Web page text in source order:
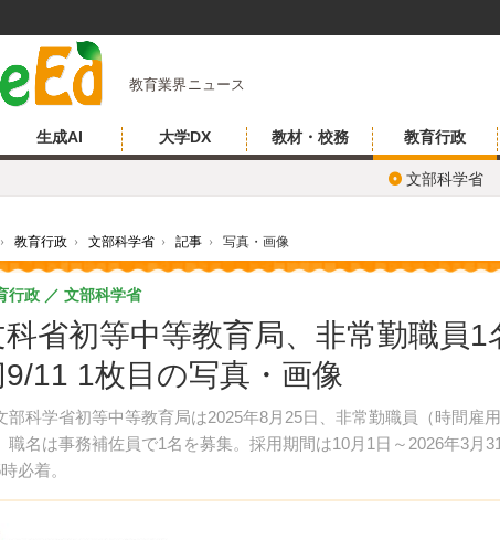
教育業界ニュース
生成AI 大学DX 教材・校務 教育行政
文部科学省
› 教育行政 › 文部科学省 › 記事 › 写真・画像
科省初等中等教育局、非常勤職員
9/11 1枚目の写真・画像
科学省初等中等教育局は2025年8月25日、非常勤職員（時間雇
職名は事務補佐員で1名を募集。採用期間は10月1日～2026年3月
必着。
行政 文部科学省